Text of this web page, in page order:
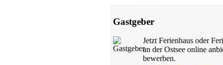
Gastgeber
Jetzt Ferienhaus oder
an der Ostsee online
bewerben.